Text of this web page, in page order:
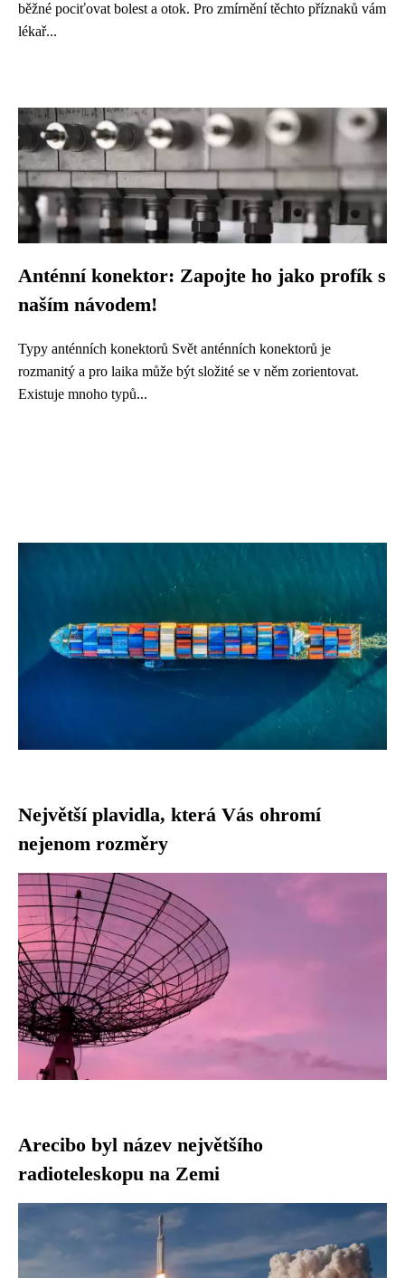
běžné pociťovat bolest a otok. Pro zmírnění těchto příznaků vám
lékař...
Anténní konektor: Zapojte ho jako profík s
naším návodem!
Typy anténních konektorů Svět anténních konektorů je
rozmanitý a pro laika může být složité se v něm zorientovat.
Existuje mnoho typů...
Největší plavidla, která Vás ohromí
nejenom rozměry
Arecibo byl název největšího
radioteleskopu na Zemi